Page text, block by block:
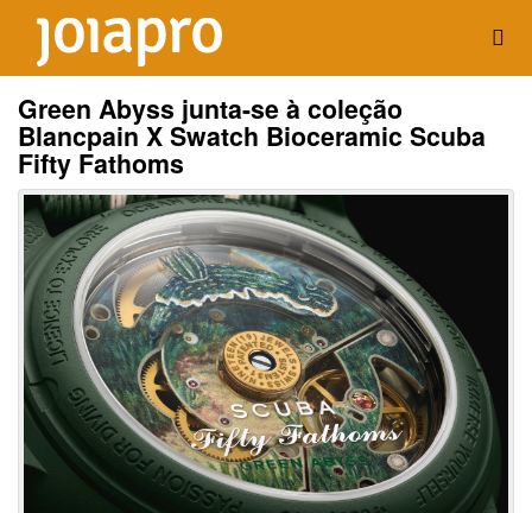
Green Abyss junta-se à coleção
Blancpain X Swatch Bioceramic Scuba
Fifty Fathoms